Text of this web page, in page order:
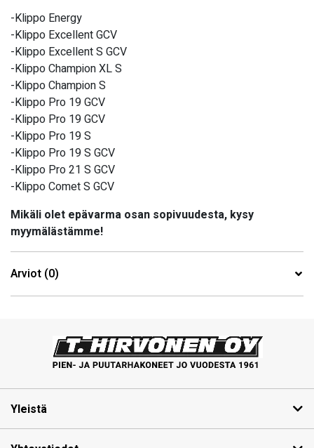
-Klippo Energy
-Klippo Excellent GCV
-Klippo Excellent S GCV
-Klippo Champion XL S
-Klippo Champion S
-Klippo Pro 19 GCV
-Klippo Pro 19 GCV
-Klippo Pro 19 S
-Klippo Pro 19 S GCV
-Klippo Pro 21 S GCV
-Klippo Comet S GCV
Mikäli olet epävarma osan sopivuudesta, kysy
myymälästämme!
Arviot (0)
Yleistä